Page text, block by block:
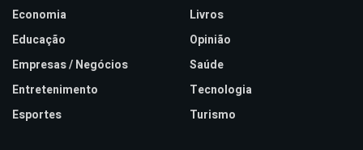
Economia
Educação
Empresas / Negócios
Entretenimento
Esportes
Livros
Opinião
Saúde
Tecnologia
Turismo